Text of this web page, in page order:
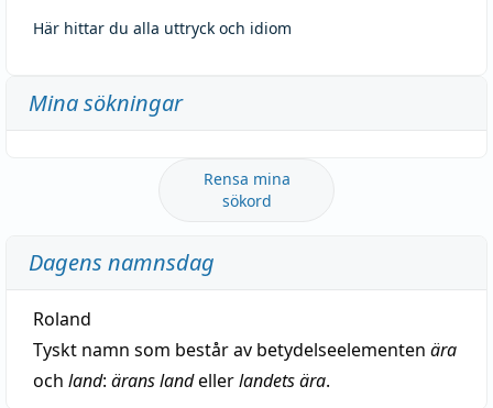
Här hittar du alla uttryck och idiom
Mina sökningar
Rensa mina
sökord
Dagens namnsdag
Roland
Tyskt namn som består av betydelseelementen ära
och land: ärans landellerlandets ära.